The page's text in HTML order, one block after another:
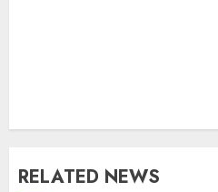
RELATED NEWS